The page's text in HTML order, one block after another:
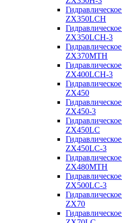
ZX350LCH
ZX350LCH-3
ZX370MTH
ZX400LCH-3
ZX450
ZX450-3
ZX450LC
ZX450LC-3
ZX480MTH
ZX500LC-3
ZX70